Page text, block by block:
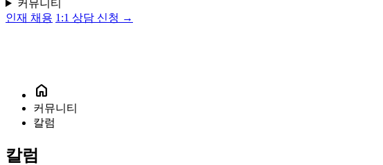
커뮤니티
인재 채용 1:1 상담 신청 →
home
커뮤니티
칼럼
칼럼